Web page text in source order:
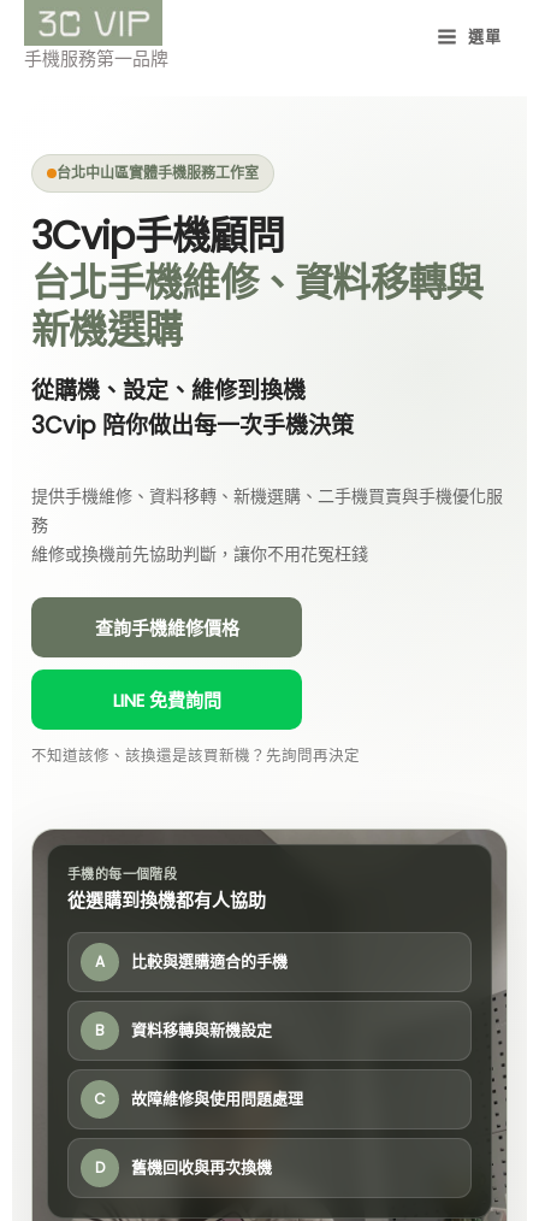
手機服務第一品牌
選單
台北中山區實體手機服務工作室
3Cvip手機顧問
台北手機維修、資料移轉與
新機選購
從購機、設定、維修到換機
3Cvip 陪你做出每一次手機決策
提供手機維修、資料移轉、新機選購、二手機買賣與手機優化服
務
維修或換機前先協助判斷，讓你不用花冤枉錢
查詢手機維修價格
LINE 免費詢問
不知道該修、該換還是該買新機？先詢問再決定
手機的每一個階段
從選購到換機都有人協助
A 比較與選購適合的手機
B 資料移轉與新機設定
C 故障維修與使用問題處理
D 舊機回收與再次換機